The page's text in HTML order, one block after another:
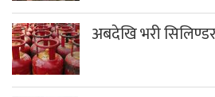
अबदेखि भरी